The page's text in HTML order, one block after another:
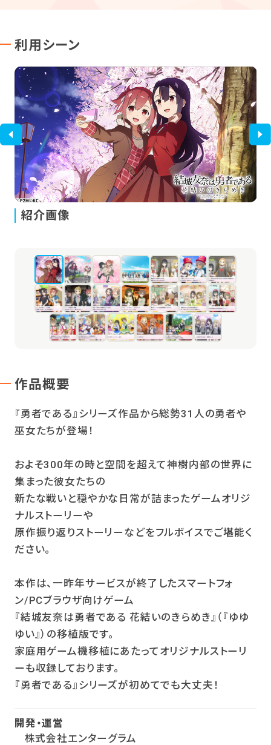
利用シーン
紹介画像
作品概要
『勇者である』シリーズ作品から総勢31人の勇者や
巫女たちが登場！
およそ300年の時と空間を超えて神樹内部の世界に
集まった彼女たちの
新たな戦いと穏やかな日常が詰まったゲームオリジ
ナルストーリーや
原作振り返りストーリーなどをフルボイスでご堪能く
ださい。
本作は、一昨年サービスが終了したスマートフォ
ン/PCブラウザ向けゲーム
『結城友奈は勇者である 花結いのきらめき』（『ゆゆ
ゆい』）の移植版です。
家庭用ゲーム機移植にあたってオリジナルストーリ
ーも収録しております。
『勇者である』シリーズが初めてでも大丈夫！
開発・運営
株式会社エンターグラム